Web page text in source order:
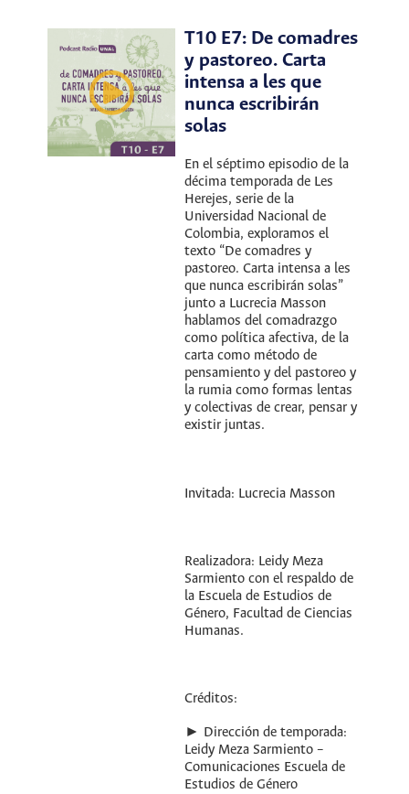
T10 E7: De comadres
y pastoreo. Carta
intensa a les que
nunca escribirán
solas
En el séptimo episodio de la
décima temporada de Les
Herejes, serie de la
Universidad Nacional de
Colombia, exploramos el
texto “De comadres y
pastoreo. Carta intensa a les
que nunca escribirán solas”
junto a Lucrecia Masson
hablamos del comadrazgo
como política afectiva, de la
carta como método de
pensamiento y del pastoreo y
la rumia como formas lentas
y colectivas de crear, pensar y
existir juntas.
Invitada: Lucrecia Masson
Realizadora: Leidy Meza
Sarmiento con el respaldo de
la Escuela de Estudios de
Género, Facultad de Ciencias
Humanas.
Créditos:
► Dirección de temporada:
Leidy Meza Sarmiento –
Comunicaciones Escuela de
Estudios de Género